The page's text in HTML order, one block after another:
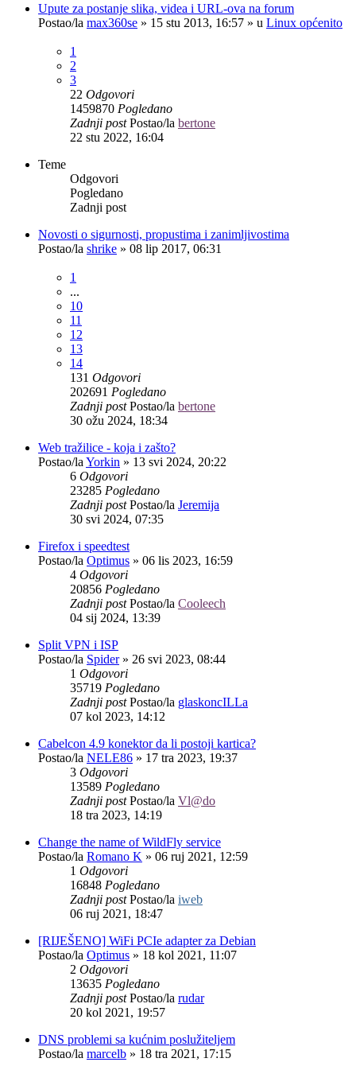
Upute za postanje slika, videa i URL-ova na forum
Postao/la max360se » 15 stu 2013, 16:57 » u Linux općenito
1
2
3
22 Odgovori
1459870 Pogledano
Zadnji postPostao/la bertone
22 stu 2022, 16:04
Teme
Odgovori
Pogledano
Zadnji post
Novosti o sigurnosti, propustima i zanimljivostima
Postao/la shrike » 08 lip 2017, 06:31
1
...
10
11
12
13
14
131 Odgovori
202691 Pogledano
Zadnji postPostao/la bertone
30 ožu 2024, 18:34
Web tražilice - koja i zašto?
Postao/la Yorkin » 13 svi 2024, 20:22
6 Odgovori
23285 Pogledano
Zadnji postPostao/la Jeremija
30 svi 2024, 07:35
Firefox i speedtest
Postao/la Optimus » 06 lis 2023, 16:59
4 Odgovori
20856 Pogledano
Zadnji postPostao/la Cooleech
04 sij 2024, 13:39
Split VPN i ISP
Postao/la Spider» 26 svi 2023, 08:44
1 Odgovori
35719 Pogledano
Zadnji postPostao/la glaskoncILLa
07 kol 2023, 14:12
Cabelcon 4.9 konektor da li postoji kartica?
Postao/la NELE86 » 17 tra 2023, 19:37
3 Odgovori
13589 Pogledano
Zadnji postPostao/la Vl@do
18 tra 2023, 14:19
Change the name of WildFly service
Postao/la Romano K » 06 ruj 2021, 12:59
1 Odgovori
16848 Pogledano
Zadnji postPostao/la iweb
06 ruj 2021, 18:47
[RIJEŠENO] WiFi PCIe adapter za Debian
Postao/la Optimus » 18 kol 2021, 11:07
2 Odgovori
13635 Pogledano
Zadnji postPostao/la rudar
20 kol 2021, 19:57
DNS problemi sa kućnim poslužiteljem
Postao/la marcelb » 18 tra 2021, 17:15